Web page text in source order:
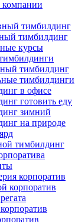
тимбилдинг
тимбилдинг
курсы
тимбилдинг
тимбилдинги
в офисе
готовить еду
зимний
на природе
тимбилдинг
корпоратив
корпоратив